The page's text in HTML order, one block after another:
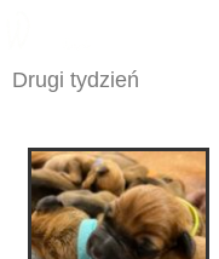
Drugi tydzień